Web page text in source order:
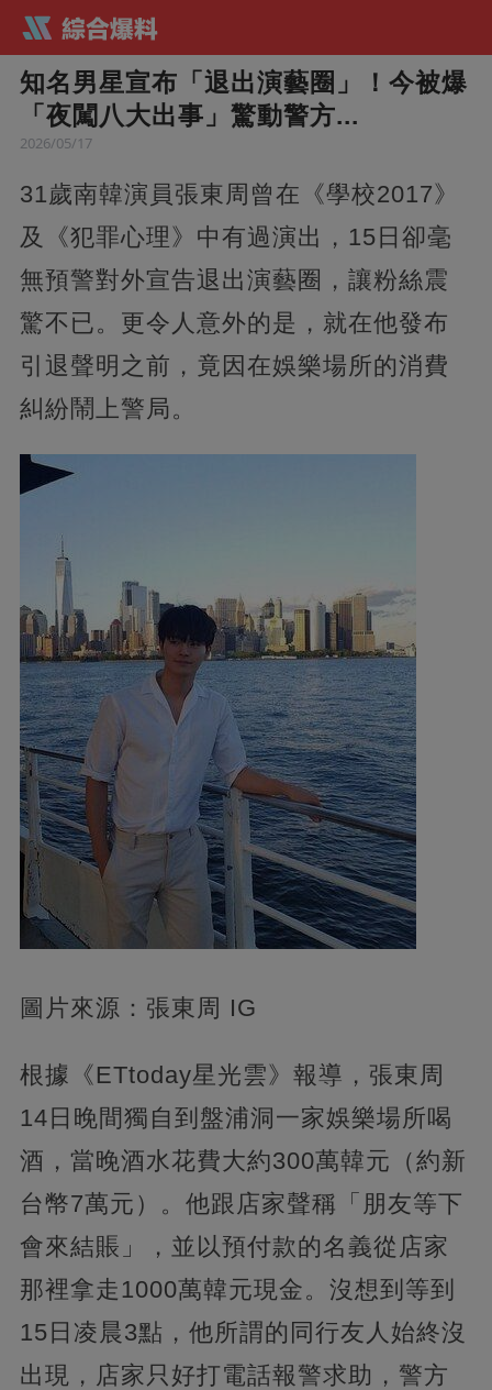
知名男星宣布「退出演藝圈」！今被爆
「夜闖八大出事」驚動警方...
2026/05/17
31歲南韓演員張東周曾在《學校2017》
及《犯罪心理》中有過演出，15日卻毫
無預警對外宣告退出演藝圈，讓粉絲震
驚不已。更令人意外的是，就在他發布
引退聲明之前，竟因在娛樂場所的消費
糾紛鬧上警局。
圖片來源：張東周 IG
根據《ETtoday星光雲》報導，張東周
14日晚間獨自到盤浦洞一家娛樂場所喝
酒，當晚酒水花費大約300萬韓元（約新
台幣7萬元）。他跟店家聲稱「朋友等下
會來結賬」，並以預付款的名義從店家
那裡拿走1000萬韓元現金。沒想到等到
15日凌晨3點，他所謂的同行友人始終沒
出現，店家只好打電話報警求助，警方